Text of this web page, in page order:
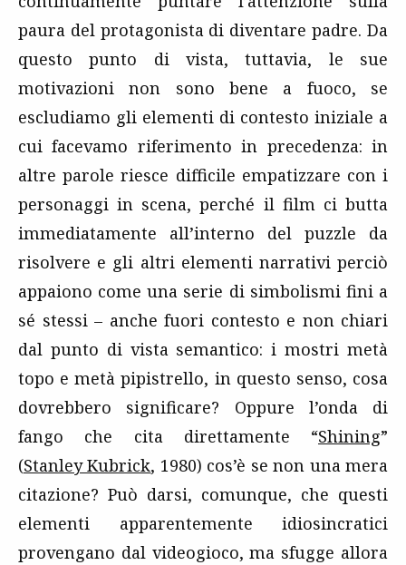
paura del protagonista di diventare padre. Da
questo punto di vista, tuttavia, le sue
motivazioni non sono bene a fuoco, se
escludiamo gli elementi di contesto iniziale a
cui facevamo riferimento in precedenza: in
altre parole riesce difficile empatizzare con i
personaggi in scena, perché il film ci butta
immediatamente all’interno del puzzle da
risolvere e gli altri elementi narrativi perciò
appaiono come una serie di simbolismi fini a
sé stessi – anche fuori contesto e non chiari
dal punto di vista semantico: i mostri metà
topo e metà pipistrello, in questo senso, cosa
dovrebbero significare? Oppure l’onda di
fango che cita direttamente “Shining”
(Stanley Kubrick, 1980) cos’è se non una mera
citazione? Può darsi, comunque, che questi
elementi apparentemente idiosincratici
provengano dal videogioco, ma sfugge allora